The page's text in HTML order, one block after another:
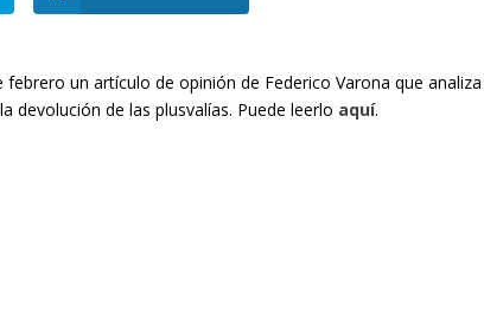
un artículo de opinión de Federico Varona que analiza
devolución de las plusvalías. Puede leerlo aquí.